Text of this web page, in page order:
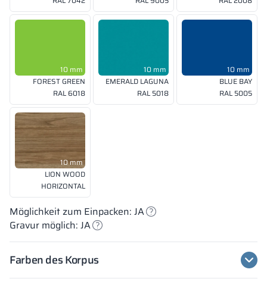
10 mm
FOREST GREEN
RAL 6018
10 mm
EMERALD LAGUNA
RAL 5018
10 mm
BLUE BAY
RAL 5005
10 mm
LION WOOD
HORIZONTAL
Möglichkeit zum Einpacken: JA
Gravur möglich: JA
Farben des Korpus